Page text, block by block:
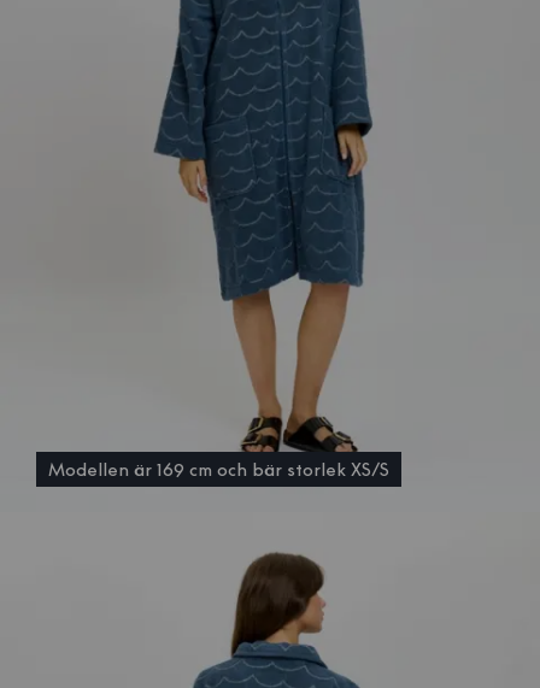
Modellen är 169 cm och bär storlek XS/S